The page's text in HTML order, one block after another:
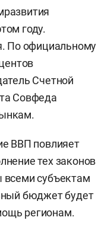
году.
По официальному
Счетной
Совфеда
ВВП повлияет
тех законов
субъектам
бюджет будет
регионам.